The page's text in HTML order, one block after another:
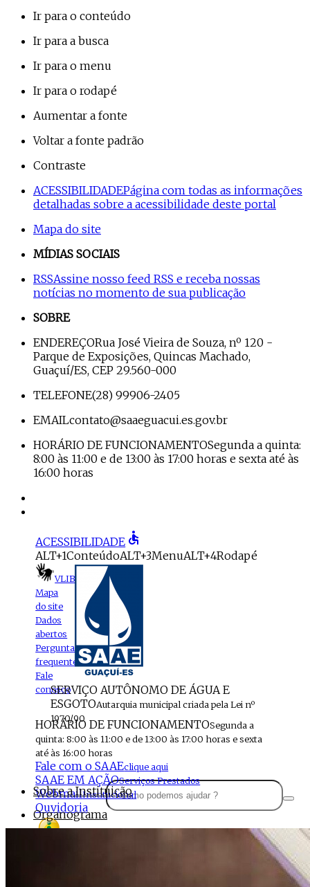
Ir para o conteúdo
Ir para a busca
Ir para o menu
Ir para o rodapé
Aumentar a fonte
Voltar a fonte padrão
Contraste
ACESSIBILIDADEPágina com todas as informações
detalhadas sobre a acessibilidade deste portal
Mapa do site
MÍDIAS SOCIAIS
RSSAssine nosso feed RSS e receba nossas
notícias no momento de sua publicação
SOBRE
ENDEREÇORua José Vieira de Souza, nº 120 -
Parque de Exposições, Quincas Machado,
Guaçuí/ES, CEP 29.560-000
TELEFONE(28) 99906-2405
EMAILcontato@saaeguacui.es.gov.br
HORÁRIO DE FUNCIONAMENTOSegunda a quinta:
8:00 às 11:00 e de 13:00 às 17:00 horas e sexta até às
16:00 horas
ACESSIBILIDADE accessible
ALT+1ConteúdoALT+3MenuALT+4Rodapé
VLIBRAS
Mapa
do site
Dados
abertos
Perguntas
frequentes
Fale
conosco
SERVIÇO AUTÔNOMO DE ÁGUA E
ESGOTOAutarquia municipal criada pela Lei nº
1970/90
HORÁRIO DE FUNCIONAMENTOSegunda a
quinta: 8:00 às 11:00 e de 13:00 às 17:00 horas e sexta
até às 16:00 horas
Fale com o SAAEclique aqui
SAAE EM AÇÃOServiços Prestados
WebmailInstitucional
Ouvidoria
Sobre a Instituição
Organograma